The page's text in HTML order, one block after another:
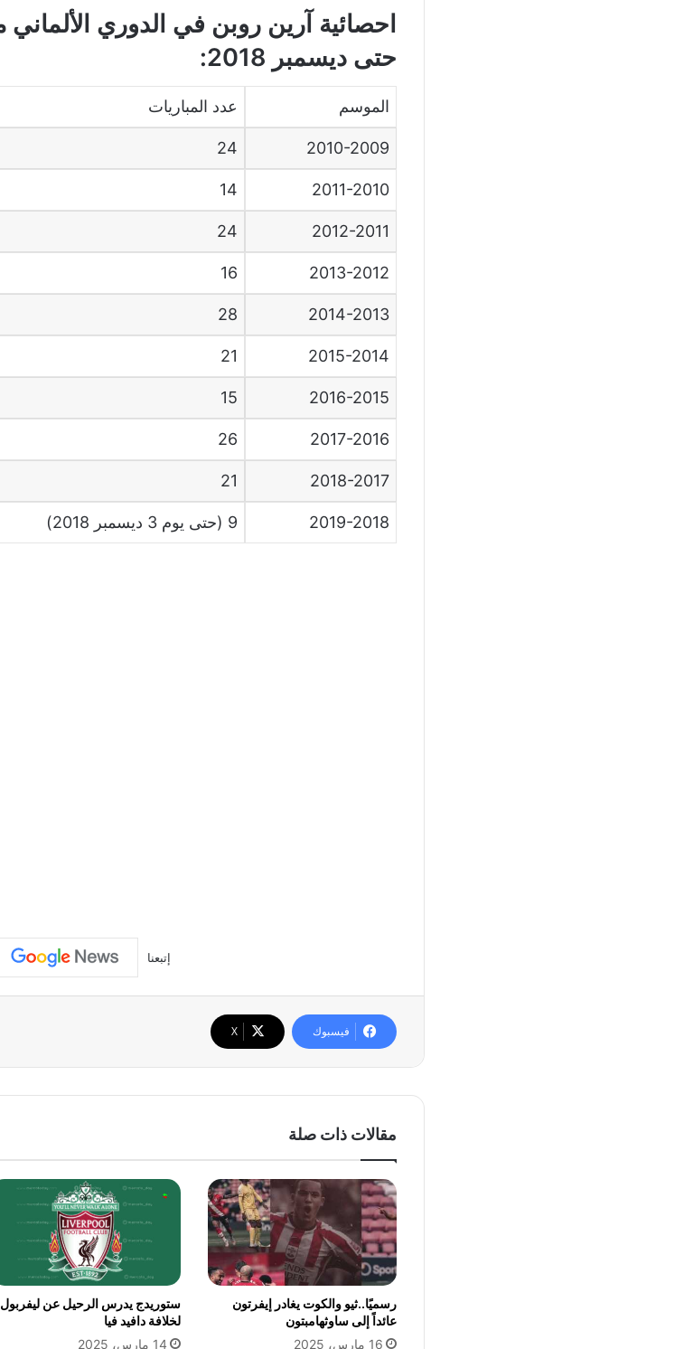
حتى ديسمبر 2018:
الموسم عدد المباريات
2010-2009
24
2011-2010
14
2012-2011
24
2013-2012
16
2014-2013
28
2015-2014
21
2016-2015
15
2017-2016
26
2018-2017
21
2019-2018 9 (حتى يوم 3 ديسمبر 2018)
إتبعنا
فيسبوك ‫X
مقالات ذات صلة
رسميًا..ثيو والكوت يغادر إيفرتون
عائداً إلى ساوثهامبتون
16 مارس، 2025
ستوريدج يدرس الرحيل عن ليفربول
لخلافة دافيد فيا
14 مارس، 2025